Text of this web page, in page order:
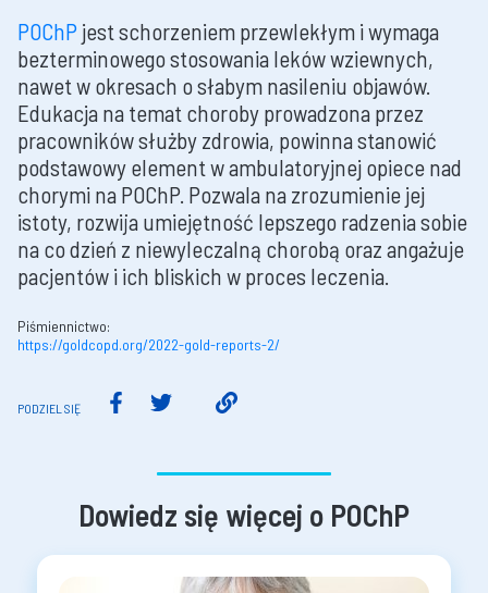
POChP jest schorzeniem przewlekłym i wymaga
bezterminowego stosowania leków wziewnych,
nawet w okresach o słabym nasileniu objawów.
Edukacja na temat choroby prowadzona przez
pracowników służby zdrowia, powinna stanowić
podstawowy element w ambulatoryjnej opiece nad
chorymi na POChP. Pozwala na zrozumienie jej
istoty, rozwija umiejętność lepszego radzenia sobie
na co dzień z niewyleczalną chorobą oraz angażuje
pacjentów i ich bliskich w proces leczenia.
Piśmiennictwo:
https://goldcopd.org/2022-gold-reports-2/
PODZIEL SIĘ
Dowiedz się więcej o POChP